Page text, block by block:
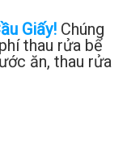
Giấy! Chúng
thau rửa bể
ăn, thau rửa